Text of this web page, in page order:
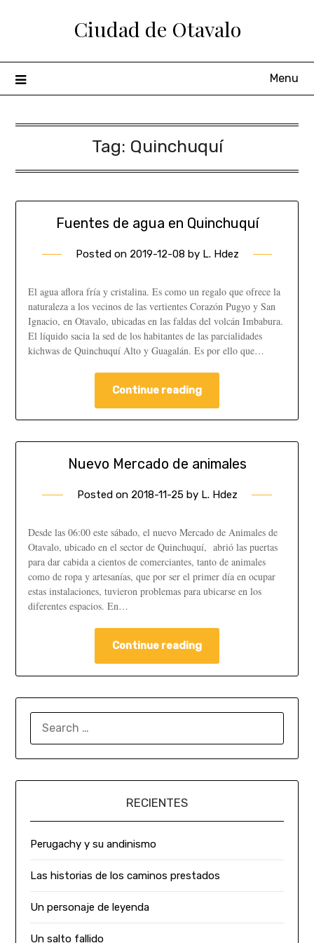
Ciudad de Otavalo
Menu
Tag: Quinchuquí
Fuentes de agua en Quinchuquí
Posted on 2019-12-08 by L. Hdez
El agua aflora fría y cristalina. Es como un regalo que ofrece la
naturaleza a los vecinos de las vertientes Corazón Pugyo y San
Ignacio, en Otavalo, ubicadas en las faldas del volcán Imbabura.
El líquido sacia la sed de los habitantes de las parcialidades
kichwas de Quinchuquí Alto y Guagalán. Es por ello que…
Continue reading
Nuevo Mercado de animales
Posted on 2018-11-25by L. Hdez
Desde las 06:00 este sábado, el nuevo Mercado de Animales de
Otavalo, ubicado en el sector de Quinchuquí, abrió las puertas
para dar cabida a cientos de comerciantes, tanto de animales
como de ropa y artesanías, que por ser el primer día en ocupar
estas instalaciones, tuvieron problemas para ubicarse en los
diferentes espacios. En…
Continue reading
RECIENTES
Perugachy y su andinismo
Las historias de los caminos prestados
Un personaje de leyenda
Un salto fallido